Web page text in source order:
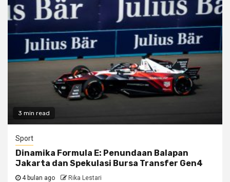
3 min read
Sport
Dinamika Formula E: Penundaan Balapan
Jakarta dan Spekulasi Bursa Transfer Gen4
4 bulan ago Rika Lestari